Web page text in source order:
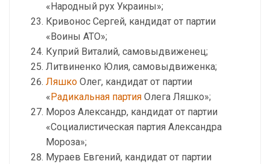
«Народный рух Украины»;
Кривонос Сергей, кандидат от партии
«Воины АТО»;
Куприй Виталий, самовыдвиженец;
Литвиненко Юлия, самовыдвиженка;
Ляшко Олег, кандидат от партии
«Радикальная партия Олега Ляшко»;
Мороз Александр, кандидат от партии
«Социалистическая партия Александра
Мороза»;
Мураев Евгений, кандидат от партии